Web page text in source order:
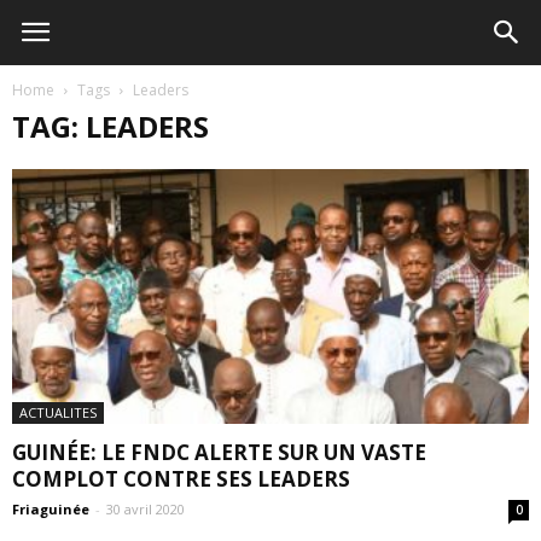
Home Tags Leaders
TAG: LEADERS
ACTUALITES
GUINÉE: LE FNDC ALERTE SUR UN VASTE
COMPLOT CONTRE SES LEADERS
Friaguinée - 30 avril 2020 0